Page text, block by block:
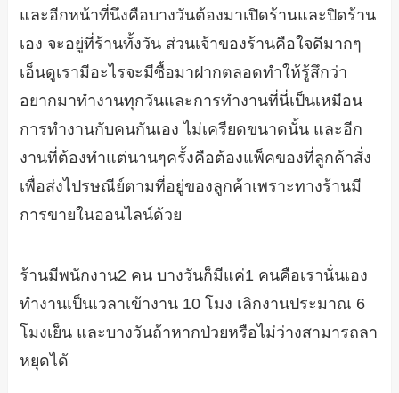
และอีกหน้าที่นึงคือบางวันต้องมาเปิดร้านและปิดร้าน
เอง จะอยู่ที่ร้านทั้งวัน ส่วนเจ้าของร้านคือใจดีมากๆ
เอ็นดูเรามีอะไรจะมีซื้อมาฝากตลอดทำให้รู้สึกว่า
อยากมาทำงานทุกวันและการทำงานที่นี่เป็นเหมือน
การทำงานกับคนกันเอง ไม่เครียดขนาดนั้น และอีก
งานที่ต้องทำแต่นานๆครั้งคือต้องแพ็คของที่ลูกค้าสั่ง
เพื่อส่งไปรษณีย์ตามที่อยู่ของลูกค้าเพราะทางร้านมี
การขายในออนไลน์ด้วย
ร้านมีพนักงาน2 คน บางวันก็มีแค่1 คนคือเรานั่นเอง
ทำงานเป็นเวลาเข้างาน 10 โมง เลิกงานประมาณ 6
โมงเย็น และบางวันถ้าหากป่วยหรือไม่ว่างสามารถลา
หยุดได้